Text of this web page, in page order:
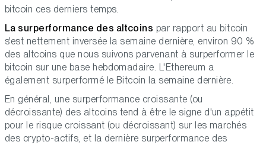
bitcoin ces derniers temps.
La surperformance des altcoins par rapport au bitcoin
s'est nettement inversée la semaine dernière, environ 90 %
des altcoins que nous suivons parvenant à surperformer le
bitcoin sur une base hebdomadaire. L'Ethereum a
également surperformé le Bitcoin la semaine dernière.
En général, une surperformance croissante (ou
décroissante) des altcoins tend à être le signe d'un appétit
pour le risque croissant (ou décroissant) sur les marchés
des crypto-actifs, et la dernière surperformance des